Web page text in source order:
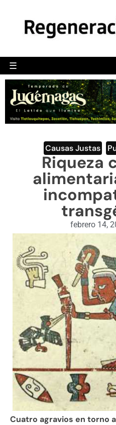
☰
ENGLISH
Causas Justas
Riqueza
febrero 14,
Cuatro agravios en torno